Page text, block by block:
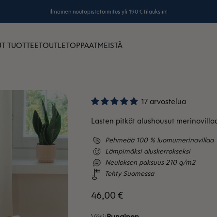
Ilmainen noutopistetoimitus yli 190 € tilauksiin!
TUOTTEETOUTLETOPPAATMEISTÄ
17 arvostelua
Lasten pitkät alushousut
Pehmeää 100 % luomumerinovillaa
Lämpimäksi aluskerrokseksi
Neuloksen paksuus 210 g/m2
Tehty Suomessa
Alennushinta
46,00 €